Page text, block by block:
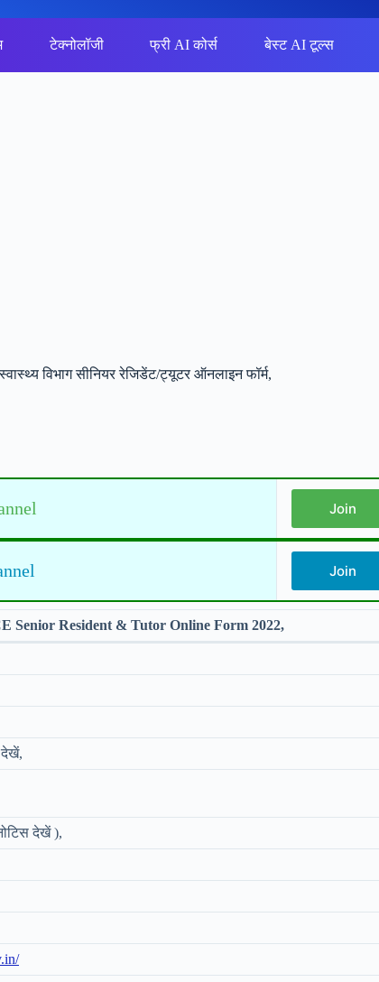
टेक्नोलॉजी फ्री AI कोर्स बेस्ट AI टूल्स
विभाग सीनियर रेजिडेंट/ट्यूटर ऑनलाइन फॉर्म,
Join
Join
Senior Resident & Tutor Online Form 2022,
देखें,
देखें ),